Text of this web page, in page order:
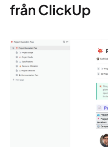
från ClickUp